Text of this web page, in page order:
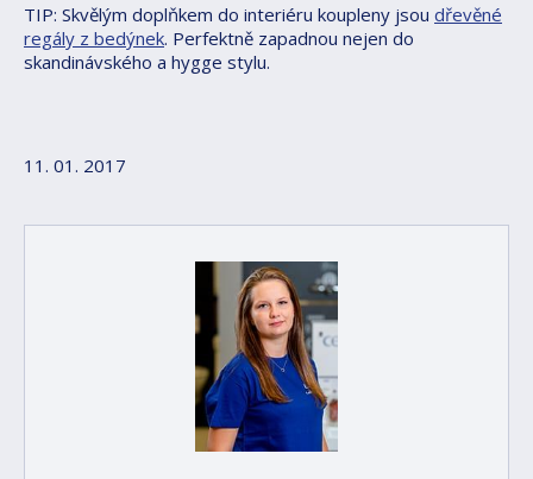
TIP: Skvělým doplňkem do interiéru koupleny jsou dřevěné
regály z bedýnek. Perfektně zapadnou nejen do
skandinávského a hygge stylu.
11. 01. 2017